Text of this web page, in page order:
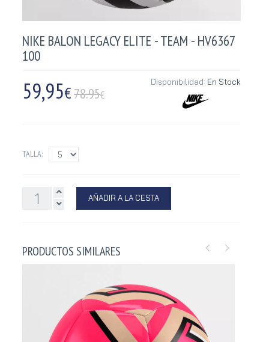
NIKE BALON LEGACY ELITE - TEAM - HV6367
100
59,95€78.95€
Disponibilidad: En Stock
TALLA:
AÑADIR A LA CESTA
PRODUCTOS SIMILARES